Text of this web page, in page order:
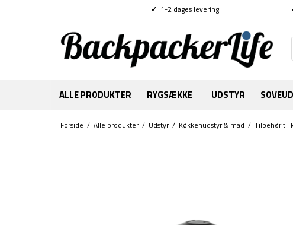
✓ 1-2 dages levering
ALLE PRODUKTER RYGSÆKKE UDSTYR
Forside / Alle produkter/ Udstyr/ Køkkenudstyr & mad / Tilbehør til